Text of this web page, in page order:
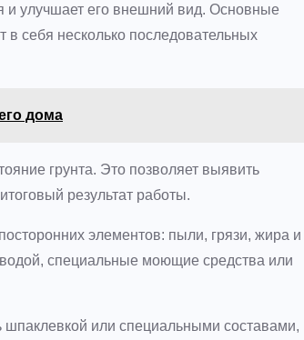
и улучшает его внешний вид. Основные
себя несколько последовательных
дома
грунта. Это позволяет выявить
результат работы.
элементов: пыли, грязи, жира и
специальные моющие средства или
или специальными составами,